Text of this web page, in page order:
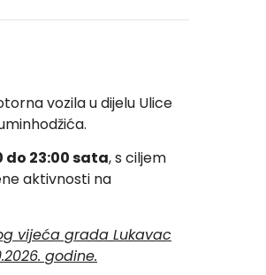
vozila u dijelu Ulice
do 23:00 sata, s ciljem
aktivnosti na
vijeća grada Lukavac
godine.